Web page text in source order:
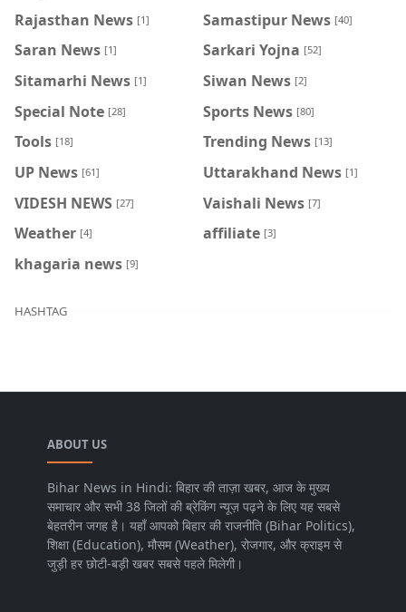
Rajasthan News [1] Samastipur News [40]
Saran News [1] Sarkari Yojna [52]
Sitamarhi News [1] Siwan News [2]
Special Note [28] Sports News [80]
Tools [18] Trending News [13]
UP News [61] Uttarakhand News [1]
VIDESH NEWS [27] Vaishali News [7]
Weather [4] affiliate [3]
khagaria news [9]
HASHTAG
ABOUT US
Bihar News in Hindi: बिहार की ताज़ा खबर, आज के मुख्य
समाचार और सभी 38 जिलों की ब्रेकिंग न्यूज़ पढ़ने के लिए यह सबसे
बेहतरीन जगह है। यहाँ आपको बिहार की राजनीति (Bihar Politics),
शिक्षा (Education), मौसम (Weather), रोजगार, और क्राइम से
जुड़ी हर छोटी-बड़ी खबर सबसे पहले मिलेगी।